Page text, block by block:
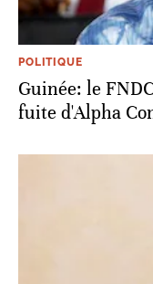
POLITIQUE
Guinée: le
fuite d'Alpha